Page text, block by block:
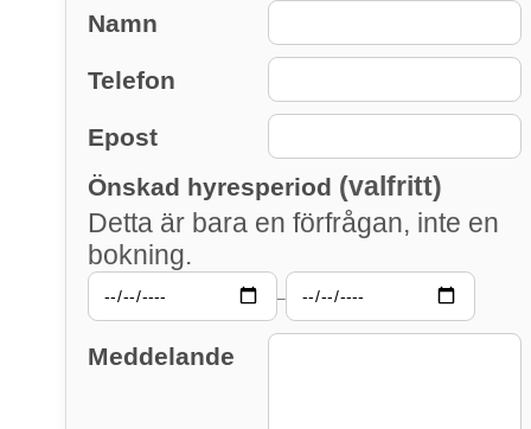
Namn
Telefon
Epost
Önskad hyresperiod (valfritt)
Detta är bara en förfrågan, inte en
bokning.
–
Meddelande